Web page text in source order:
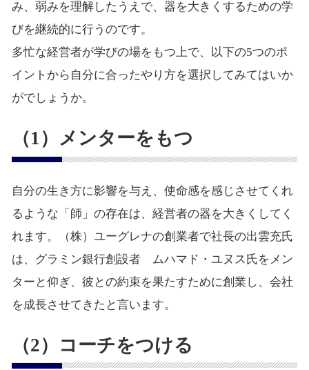
み、弱みを理解したうえで、器を大きくするための学
びを継続的に行うのです。
多忙な経営者が学びの場をもつ上で、以下の5つのポ
イントから自分に合ったやり方を選択してみてはいか
がでしょうか。
（1）メンターをもつ
自分の生き方に影響を与え、使命感を感じさせてくれ
るような「師」の存在は、経営者の器を大きくしてく
れます。（株）ユーグレナの創業者で社長の出雲充氏
は、グラミン銀行創設者 ムハマド・ユヌス氏をメン
ターと仰ぎ、彼との約束を果たすために創業し、会社
を成長させてきたと言います。
（2）コーチをつける